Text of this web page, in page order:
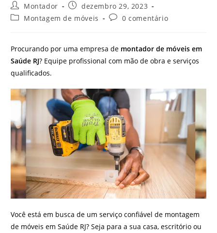
Autor
do
post:
Montador
Post
publicado:
dezembro 29, 2023
Categoria
Montagem de móveis
Comentários
0 comentário
Procurando por uma empresa de montador de móveis em
Saúde RJ? Equipe profissional com mão de obra e serviços
qualificados.
Você está em busca de um serviço confiável de montagem
de móveis em Saúde RJ? Seja para a sua casa, escritório ou